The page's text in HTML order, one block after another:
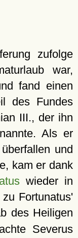
zufolge
war,
fand einen
des Fundes
III., der ihn
Als er
und
kam er dank
wieder in
Fortunatus'
des Heiligen
Severus